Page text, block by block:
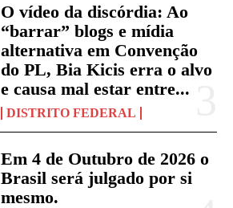
O vídeo da discórdia: Ao
“barrar” blogs e mídia
alternativa em Convenção
do PL, Bia Kicis erra o alvo
e causa mal estar entre...
DISTRITO FEDERAL
Em 4 de Outubro de 2026 o
Brasil será julgado por si
mesmo.